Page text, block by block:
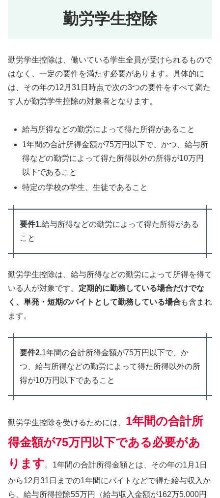
勤労学生控除
勤労学生控除は、働いている学生全員が受けられるもので
はなく、一定の要件を満たす必要があります。具体的に
は、その年の12月31日時点で次の3つの要件をすべて満た
す人が勤労学生控除の対象者となります。
給与所得などの勤労によって得た所得があること
1年間の合計所得金額が75万円以下で、かつ、給与所
得などの勤労によって得た所得以外の所得が10万円
以下であること
特定の学校の学生、生徒であること
要件1.給与所得などの勤労によって得た所得がある
こと
勤労学生控除は、給与所得などの勤労によって所得を得て
いる人が対象です。 定期的に勤務している場合だけでな
く、単発・短期のバイトとして勤務している場合も含まれ
ます。
要件2.1年間の合計所得金額が75万円以下で、か
つ、給与所得などの勤労によって得た所得以外の所
得が10万円以下であること
勤労学生控除を受けるためには、 1年間の合計所
得金額が75万円以下である必要があ
ります。1年間の合計所得金額とは、その年の1月1日
から12月31日までの1年間にバイトなどで得た給与収入か
ら、給与所得控除55万円（給与収入金額が162万5,000円